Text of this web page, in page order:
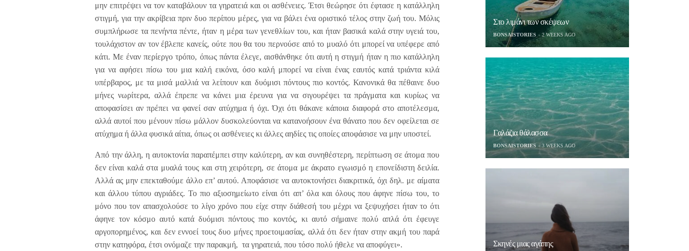
μην επιτρέψει να τον καταβάλουν τα γηρατειά και οι ασθένειες. Έτσι θεώρησε ότι έφτασε η κατάλληλη
στιγμή, για την ακρίβεια πριν δυο περίπου μέρες, για να βάλει ένα οριστικό τέλος στην ζωή του. Μόλις
συμπλήρωσε τα πενήντα πέντε, ήταν η μέρα των γενεθλίων του, και ήταν βασικά καλά στην υγειά του,
τουλάχιστον αν τον έβλεπε κανείς, ούτε που θα του περνούσε από το μυαλό ότι μπορεί να υπέφερε από
κάτι. Με έναν περίεργο τρόπο, όπως πάντα έλεγε, αισθάνθηκε ότι αυτή η στιγμή ήταν η πιο κατάλληλη
για να αφήσει πίσω του μια καλή εικόνα, όσο καλή μπορεί να είναι ένας εαυτός κατά τριάντα κιλά
υπέρβαρος, με τα μισά μαλλιά να λείπουν και δυόμισι πόντους πιο κοντός. Κανονικά θα πέθαινε δυο
μήνες νωρίτερα, αλλά έπρεπε να κάνει μια έρευνα για να σιγουρέψει τα πράγματα και κυρίως να
αποφασίσει αν πρέπει να φανεί σαν ατύχημα ή όχι. Όχι ότι θάκανε κάποια διαφορά στο αποτέλεσμα,
αλλά αυτοί που μένουν πίσω μάλλον δυσκολεύονται να κατανοήσουν ένα θάνατο που δεν οφείλεται σε
ατύχημα ή άλλα φυσικά αίτια, όπως οι ασθένειες κι άλλες αηδίες τις οποίες αποφάσισε να μην υποστεί.
Από την άλλη, η αυτοκτονία παραπέμπει στην καλύτερη, αν και συνηθέστερη, περίπτωση σε άτομα που
δεν είναι καλά στα μυαλά τους και στη χειρότερη, σε άτομα με άκρατο εγωισμό η επονείδιστη δειλία.
Αλλά ας μην επεκταθούμε άλλο επ’ αυτού. Αποφάσισε να αυτοκτονήσει διακριτικά, όχι δηλ. με αίματα
και άλλου τύπου αγριάδες. Το πιο αξιοσημείωτο είναι ότι απ’ όλα και όλους που άφηνε πίσω του, το
μόνο που τον απασχολούσε το λίγο χρόνο που είχε στην διάθεσή του μέχρι να ξεψυχήσει ήταν το ότι
άφηνε τον κόσμο αυτό κατά δυόμισι πόντους πιο κοντός, κι αυτό σήμαινε πολύ απλά ότι έφευγε
αργοπορημένος, και δεν εννοεί τους δυο μήνες προετοιμασίας, αλλά ότι δεν ήταν στην ακμή του παρά
στην κατηφόρα, έτσι ονόμαζε την παρακμή, τα γηρατειά, που τόσο πολύ ήθελε να αποφύγει».
Στο λιμάνι των σκέψεων
BONSAISTORIES 2 WEEKS AGO
Γαλάζια θάλασσα
BONSAISTORIES 3 WEEKS AGO
Σκηνές μιας αγάπης